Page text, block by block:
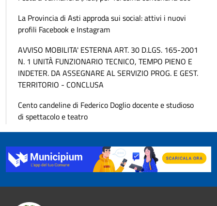
La Provincia di Asti approda sui social: attivi i nuovi
profili Facebook e Instagram
AVVISO MOBILITA' ESTERNA ART. 30 D.LGS. 165-2001
N. 1 UNITÀ FUNZIONARIO TECNICO, TEMPO PIENO E
INDETER. DA ASSEGNARE AL SERVIZIO PROG. E GEST.
TERRITORIO - CONCLUSA
Cento candeline di Federico Doglio docente e studioso
di spettacolo e teatro